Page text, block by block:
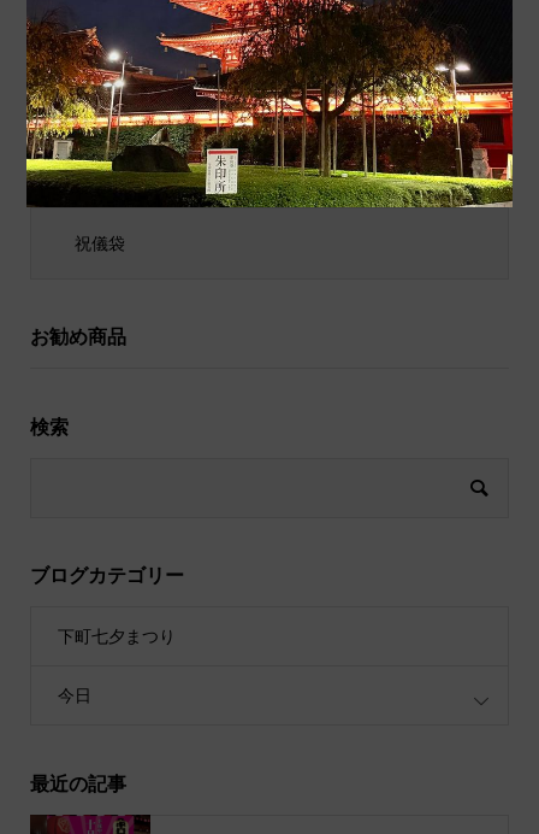
商品ジャンル
ポチ袋
和小物
祝儀袋
お勧め商品
検索
ブログカテゴリー
下町七夕まつり
今日
最近の記事